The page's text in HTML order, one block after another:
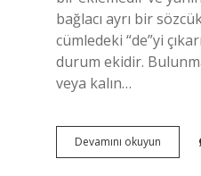
bağlacı ayrı bir
cümledeki “de”yi
durum ekidir.
veya kalın…
Devamını okuyun
Hali